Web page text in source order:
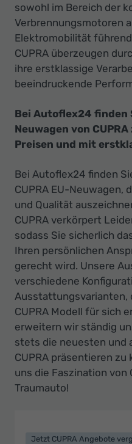
sowohl im Bereich der
Verbrennungsmotoren
Elektromobilität
CUPRA überzeugen
ihre erstklassige
beeindruckende
Bei Autoflex24 finden
Neuwagen von
Preisen und mit
Bei Autoflex24 finden
CUPRA EU-Neuwagen,
und Qualität
CUPRA verkörpert
sodass Sie sicherlich
Ihren persönlichen
gerecht wird. Unsere
verschiedene
Ausstattungsvarianten,
CUPRA Modell für sich
erweitern wir ständig
stets die neuesten und
CUPRA präsentieren
uns die Faszination von
Traumauto!
Jetzt CUPRA Angebote